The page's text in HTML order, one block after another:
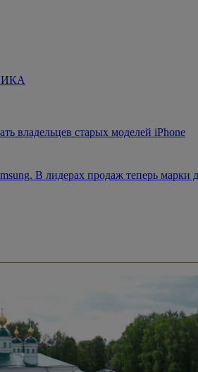
владельцев старых моделей iPhone
В лидерах продаж теперь марки